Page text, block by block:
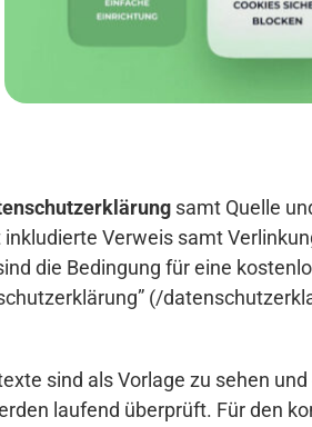
samt Quelle
Verweis samt
die Bedingung für eine
(/
sind als Vorlage zu sehen
laufend überprüft. Für den